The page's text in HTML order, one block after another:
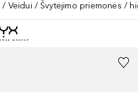
Veidui Švytėjimo priemonės /